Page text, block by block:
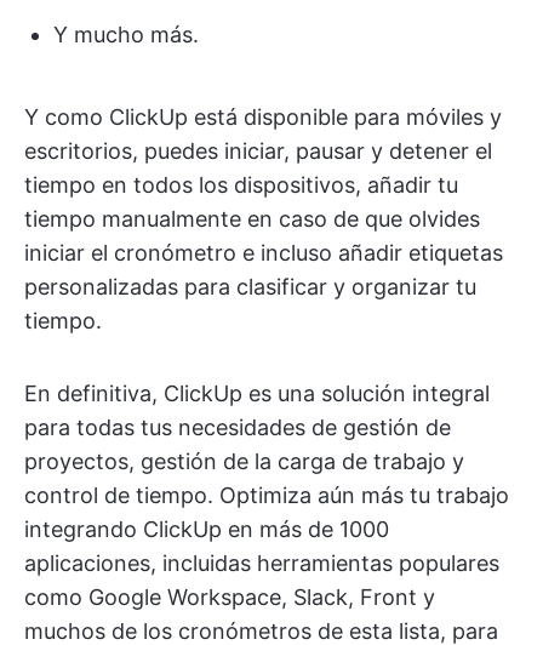
Y mucho más.
Y como ClickUp está disponible para móviles y
escritorios, puedes iniciar, pausar y detener el
tiempo en todos los dispositivos, añadir tu
tiempo manualmente en caso de que olvides
iniciar el cronómetro e incluso añadir etiquetas
personalizadas para clasificar y organizar tu
tiempo.
En definitiva, ClickUp es una solución integral
para todas tus necesidades de gestión de
proyectos, gestión de la carga de trabajo y
control de tiempo. Optimiza aún más tu trabajo
integrando ClickUp en más de 1000
aplicaciones, incluidas herramientas populares
como Google Workspace, Slack, Front y
muchos de los cronómetros de esta lista, para